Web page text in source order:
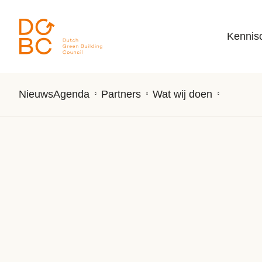
NieuwsAgenda Partners Wat wij doen